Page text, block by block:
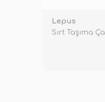
Lepus
Sırt Taşıma